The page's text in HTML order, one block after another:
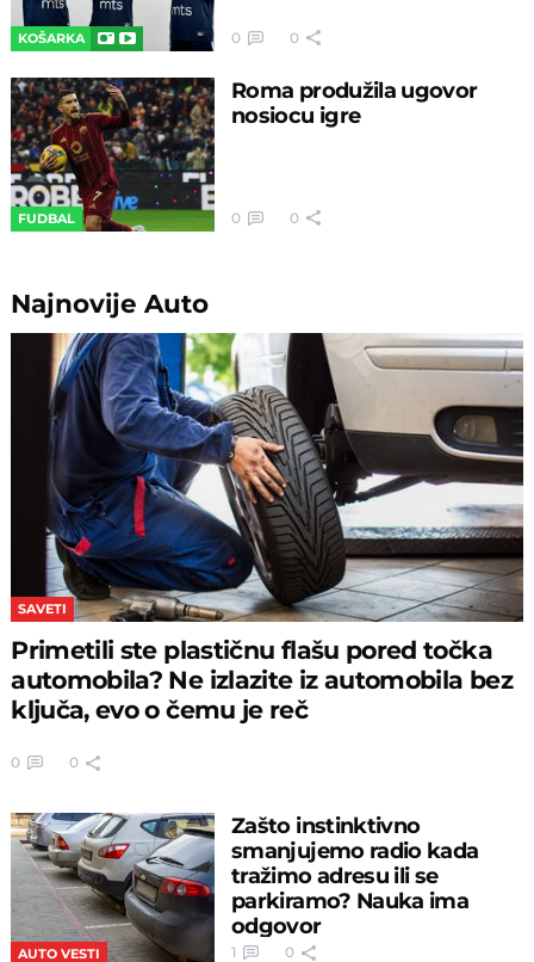
KOŠARKA 0 0
FUDBAL
Roma produžila ugovor
nosiocu igre
0 0
NajnovijeAuto
SAVETI
Primetili ste plastičnu flašu pored točka
automobila? Ne izlazite iz automobila bez
ključa, evo o čemu je reč
0 0
AUTO VESTI
Zašto instinktivno
smanjujemo radio kada
tražimo adresu ili se
parkiramo? Nauka ima
odgovor
1 0